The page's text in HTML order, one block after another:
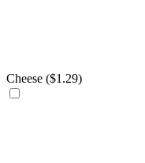
Cheese ($1.29)